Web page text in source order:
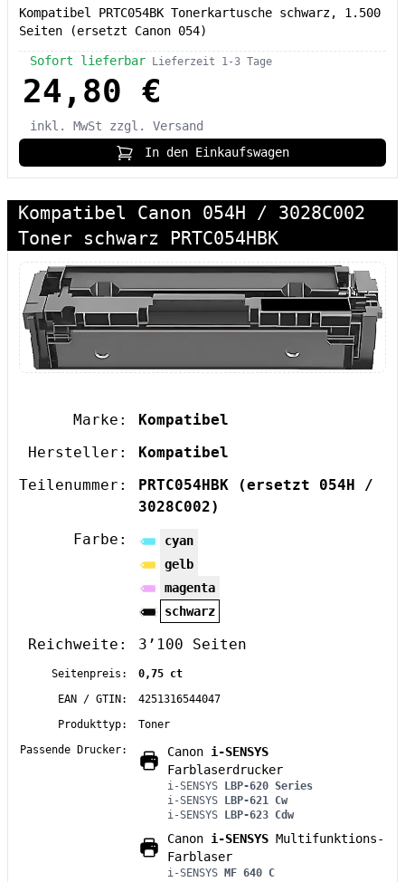
Kompatibel PRTC054BK Tonerkartusche schwarz, 1.500
Seiten (ersetzt Canon 054)
Sofort lieferbar Lieferzeit 1-3 Tage
24,80 €
inkl. MwSt
zzgl. Versand
In den Einkaufswagen
Kompatibel Canon 054H / 3028C002
Toner schwarz PRTC054HBK
Marke:
Kompatibel
Hersteller:
Kompatibel
Teilenummer:
PRTC054HBK
(ersetzt 054H /
3028C002)
Farbe:
cyan
gelb
magenta
schwarz
Reichweite: 3’100 Seiten
Seitenpreis:
0,75 ct
EAN / GTIN:
4251316544047
Produkttyp:
Toner
Passende Drucker:
Canon i-SENSYS
Farblaserdrucker
i-SENSYS LBP-620 Series
i-SENSYS LBP-621 Cw
i-SENSYS LBP-623 Cdw
Canon i-SENSYS Multifunktions-
Farblaser
i-SENSYS MF 640 C